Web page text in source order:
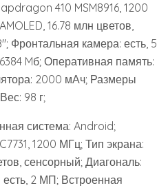
410 MSM8916, 1200
16.78 млн цветов,
Фронтальная камера: есть, 5
Mб; Оперативная память:
2000 мАч; Размеры
98 г;
система: Android;
1200 МГц; Тип экрана:
сенсорный; Диагональ:
есть, 2 МП; Встроенная